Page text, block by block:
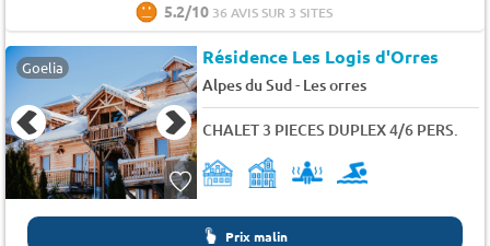
5.2/10 36 AVIS SUR 3 SITES
Goelia Résidence Les Logis d'Orres
Alpes du Sud- Les orres
CHALET 3 PIECES DUPLEX 4/6 PERS.
Prix malin